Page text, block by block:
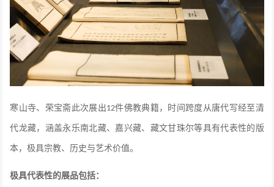
寒山寺、荣宝斋此次展出12件佛教典籍，时间跨度从 唐代写经至清
代龙藏，涵盖永乐南北藏、 嘉兴藏、藏文甘珠尔等具有代表性的版
本，极具宗教、历史与艺术价值。
极具代表性的展品包括：